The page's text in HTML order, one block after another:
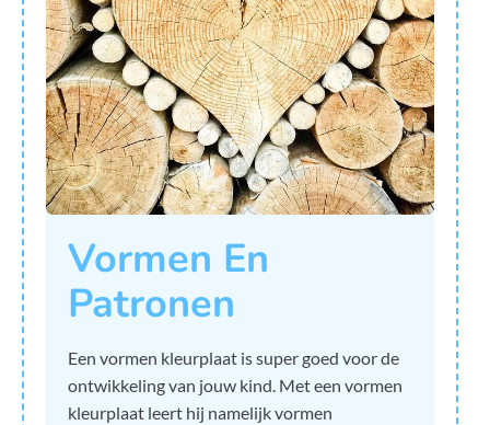
Vormen En
Patronen
Een vormen kleurplaat is super goed voor de
ontwikkeling van jouw kind. Met een vormen
kleurplaat leert hij namelijk vormen